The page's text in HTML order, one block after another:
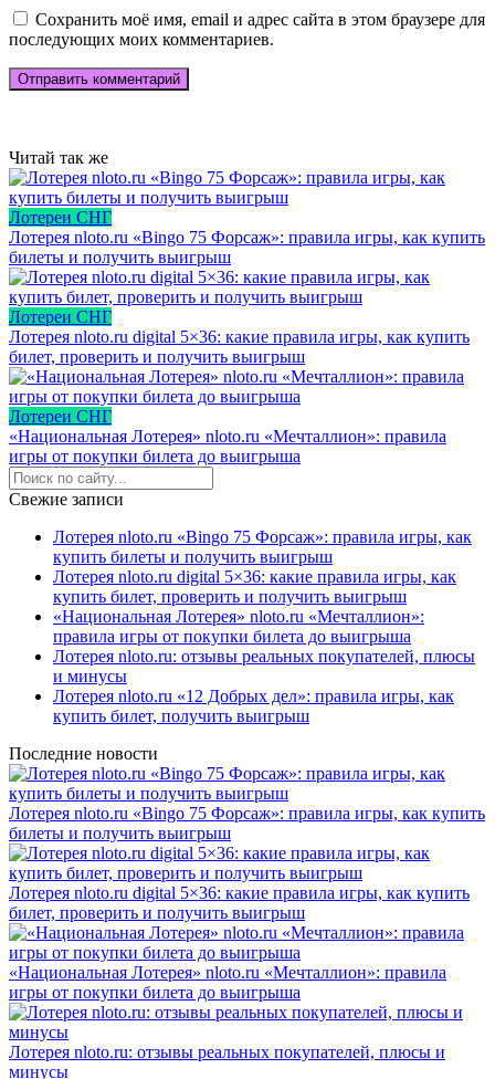
Сохранить моё имя, email и адрес сайта в этом браузере для
последующих моих комментариев.
Читай так же
Лотереи СНГ
Лотерея nloto.ru «Bingo 75 Форсаж»: правила игры, как купить
билеты и получить выигрыш
Лотереи СНГ
Лотерея nloto.ru digital 5×36: какие правила игры, как купить
билет, проверить и получить выигрыш
Лотереи СНГ
«Национальная Лотерея» nloto.ru «Мечталлион»: правила
игры от покупки билета до выигрыша
Свежие записи
Лотерея nloto.ru «Bingo 75 Форсаж»: правила игры, как
купить билеты и получить выигрыш
Лотерея nloto.ru digital 5×36: какие правила игры, как
купить билет, проверить и получить выигрыш
«Национальная Лотерея» nloto.ru «Мечталлион»:
правила игры от покупки билета до выигрыша
Лотерея nloto.ru: отзывы реальных покупателей, плюсы
и минусы
Лотерея nloto.ru «12 Добрых дел»: правила игры, как
купить билет, получить выигрыш
Последние новости
Лотерея nloto.ru «Bingo 75 Форсаж»: правила игры, как купить
билеты и получить выигрыш
Лотерея nloto.ru digital 5×36: какие правила игры, как купить
билет, проверить и получить выигрыш
«Национальная Лотерея» nloto.ru «Мечталлион»: правила
игры от покупки билета до выигрыша
Лотерея nloto.ru: отзывы реальных покупателей, плюсы и
минусы